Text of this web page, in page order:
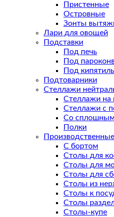
Пристенные
Островные
Зонты
Лари для овощей
Подставки
Под печь
Под
Под
Подтоварники
Стеллажи
Стеллажи на
Стеллажи с
Со
Полки
С бортом
Столы для
Столы для
Столы для
Столы из
Столы к
Столы
Столы-купе